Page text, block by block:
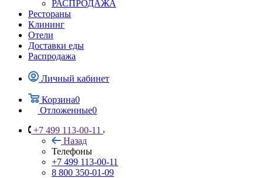
РАСПРОДАЖА
Рестораны
Клининг
Отели
Доставки еды
Распродажа
Личный кабинет
Корзина0
Отложенные0
+7 499 113-00-11
Назад
Телефоны
+7 499 113-00-11
8 800 350-01-09